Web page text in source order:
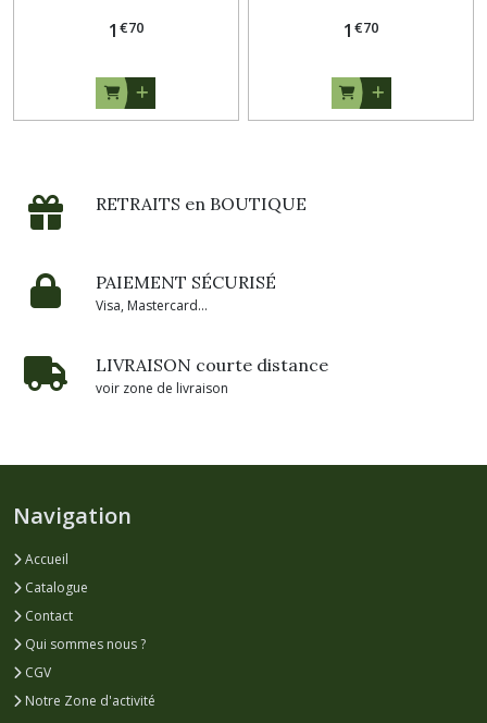
1 €70 1 €70
RETRAITS en BOUTIQUE
PAIEMENT SÉCURISÉ
Visa, Mastercard...
LIVRAISON courte distance
voir zone de livraison
Navigation
Accueil
Catalogue
Contact
Qui sommes nous ?
CGV
Notre Zone d'activité